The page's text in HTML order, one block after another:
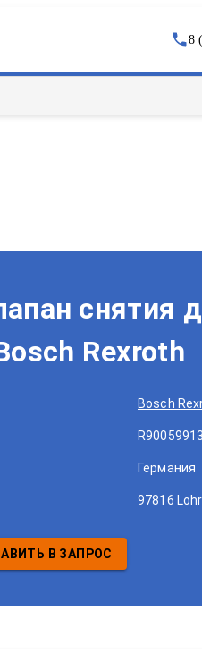
8
снятия
Rexroth
Bosch
Германия
97816
В ЗАПРОС